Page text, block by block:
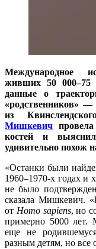
Международное
живших 50 000–75
данные о
«родственников» —
из
Мишкевич
костей и
удивительно похож
«Останки были
1960–1970-х годах и
не было
сказала Мишкевич.
от Homo sapiens, но
примерно 5000 лет.
еще не
разным детям, но все